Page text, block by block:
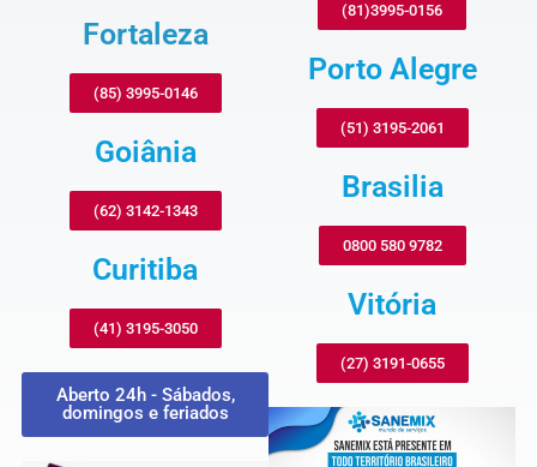
Fortaleza
(85) 3995-0146
Goiânia
(62) 3142-1343
Curitiba
(41) 3195-3050
Aberto 24h - Sábados,
domingos e feriados
(81)3995-0156
Porto Alegre
(51) 3195-2061
Brasilia
0800 580 9782
Vitória
(27) 3191-0655